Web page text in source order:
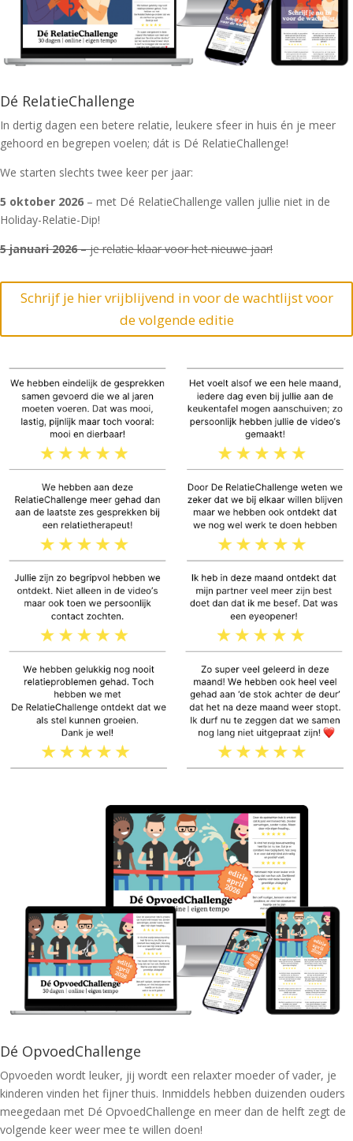
Dé RelatieChallenge
In dertig dagen een betere relatie, leukere sfeer in huis én je meer
gehoord en begrepen voelen; dát is Dé RelatieChallenge!
We starten slechts twee keer per jaar:
5 oktober 2026 – met Dé RelatieChallenge vallen jullie niet in de
Holiday-Relatie-Dip!
5 januari 2026– je relatie klaar voor het nieuwe jaar!
Schrijf je hier vrijblijvend in voor de wachtlijst voor
de volgende editie
Dé OpvoedChallenge
Opvoeden wordt leuker, jij wordt een relaxter moeder of vader, je
kinderen vinden het fijner thuis. Inmiddels hebben duizenden ouders
meegedaan met Dé OpvoedChallenge en meer dan de helft zegt de
volgende keer weer mee te willen doen!